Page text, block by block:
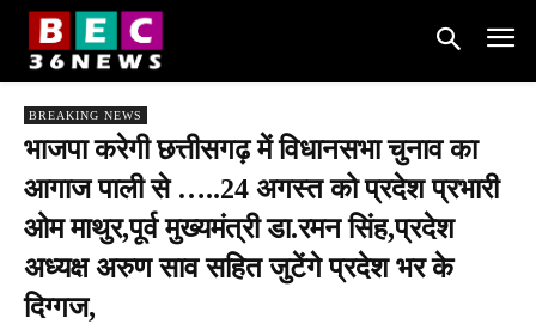
BREAKING NEWS
भाजपा करेगी छत्तीसगढ़ में विधानसभा चुनाव का
आगाज पाली से …..24 अगस्त को प्रदेश प्रभारी
ओम माथुर,पूर्व मुख्यमंत्री डा.रमन सिंह,प्रदेश
अध्यक्ष अरुण साव सहित जुटेंगे प्रदेश भर के
दिग्गज,